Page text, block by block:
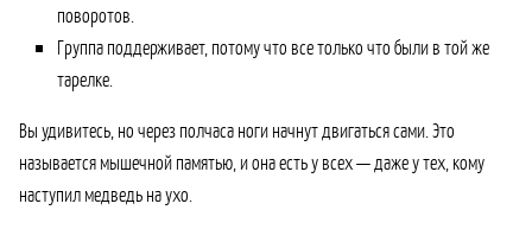
поворотов.
Группа поддерживает, потому что все только что были в той же
тарелке.
Вы удивитесь, но через полчаса ноги начнут двигаться сами. Это
называется мышечной памятью, и она есть у всех — даже у тех, кому
наступил медведь на ухо.